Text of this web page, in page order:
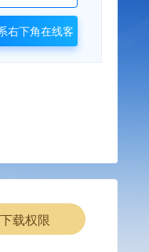
右下角在线客
载权限